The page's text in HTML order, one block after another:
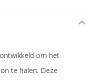
om het
te halen. Deze